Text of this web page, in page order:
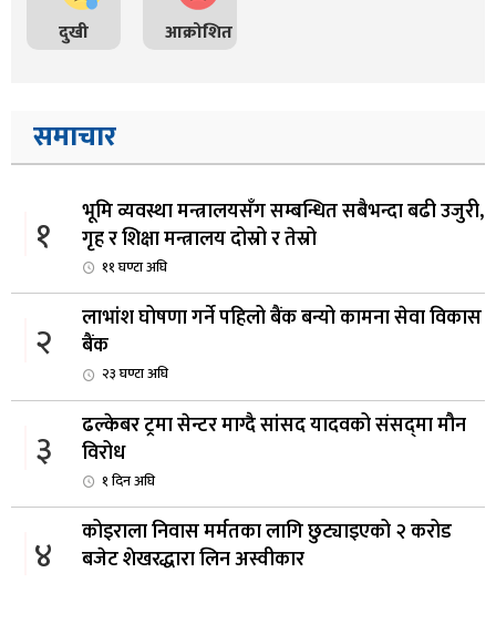
दुखी आक्रोशित
समाचार
१
भूमि व्यवस्था मन्त्रालयसँग सम्बन्धित सबैभन्दा बढी उजुरी,
गृह र शिक्षा मन्त्रालय दोस्रो र तेस्रो
११ घण्टा अघि
२
लाभांश घोषणा गर्ने पहिलो बैंक बन्यो कामना सेवा विकास
बैंक
२३ घण्टा अघि
३
ढल्केबर ट्रमा सेन्टर माग्दै सांसद यादवको संसद्‌मा मौन
विरोध
१ दिन अघि
४
कोइराला निवास मर्मतका लागि छुट्याइएको २ करोड
बजेट शेखरद्धारा लिन अस्वीकार